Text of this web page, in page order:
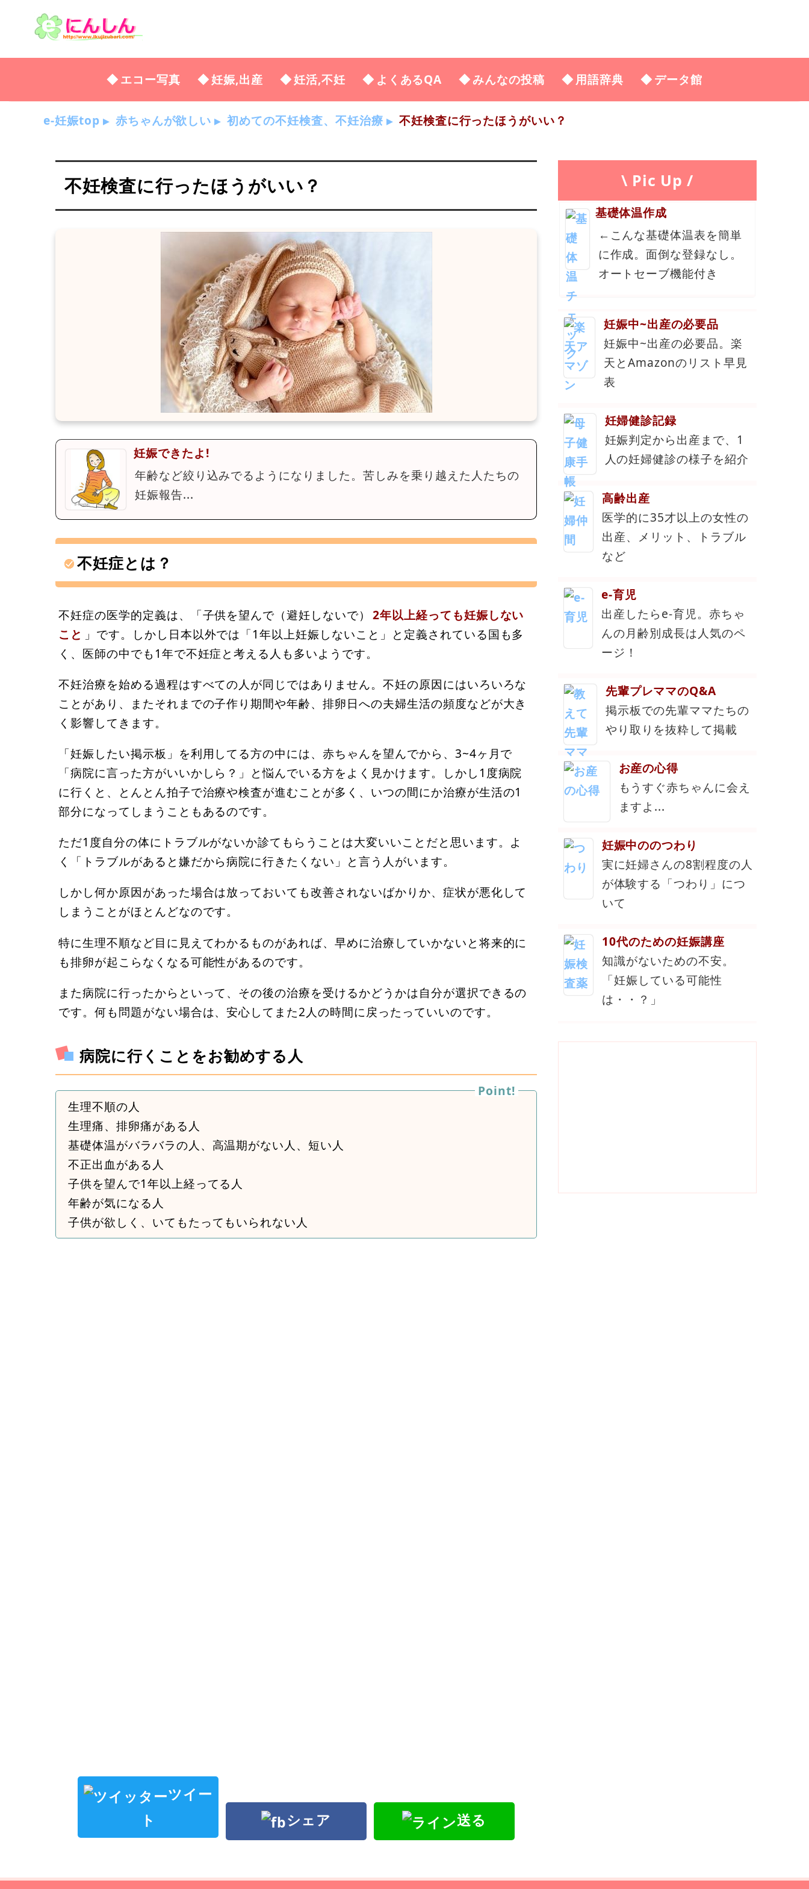
エコー写真 妊娠,出産 妊活,不妊 よくあるQA みんなの投稿 用語辞典 データ館
e-妊娠top 赤ちゃんが欲しい 初めての不妊検査、不妊治療 不妊検査に行ったほうがいい？
不妊検査に行ったほうがいい？
妊娠できたよ!
年齢など絞り込みでるようになりました。苦しみを乗り越えた人たちの
妊娠報告...
不妊症とは？
不妊症の医学的定義は、「子供を望んで（避妊しないで） 2年以上経っても妊娠しない
こと 」です。しかし日本以外では「1年以上妊娠しないこと」と定義されている国も多
く、医師の中でも1年で不妊症と考える人も多いようです。
不妊治療を始める過程はすべての人が同じではありません。不妊の原因にはいろいろな
ことがあり、またそれまでの子作り期間や年齢、排卵日への夫婦生活の頻度などが大き
く影響してきます。
「妊娠したい掲示板」を利用してる方の中には、赤ちゃんを望んでから、3~4ヶ月で
「病院に言った方がいいかしら？」と悩んでいる方をよく見かけます。しかし1度病院
に行くと、とんとん拍子で治療や検査が進むことが多く、いつの間にか治療が生活の1
部分になってしまうこともあるのです。
ただ1度自分の体にトラブルがないか診てもらうことは大変いいことだと思います。よ
く「トラブルがあると嫌だから病院に行きたくない」と言う人がいます。
しかし何か原因があった場合は放っておいても改善されないばかりか、症状が悪化して
しまうことがほとんどなのです。
特に生理不順など目に見えてわかるものがあれば、早めに治療していかないと将来的に
も排卵が起こらなくなる可能性があるのです。
また病院に行ったからといって、その後の治療を受けるかどうかは自分が選択できるの
です。何も問題がない場合は、安心してまた2人の時間に戻ったっていいのです。
病院に行くことをお勧めする人
生理不順の人
生理痛、排卵痛がある人
基礎体温がバラバラの人、高温期がない人、短い人
不正出血がある人
子供を望んで1年以上経ってる人
年齢が気になる人
子供が欲しく、いてもたってもいられない人
ツイー
ト
シェア 送る
\ Pic Up /
基礎体温作成
←こんな基礎体温表を簡単
に作成。面倒な登録なし。
オートセーブ機能付き
妊娠中~出産の必要品
妊娠中~出産の必要品。楽
天とAmazonのリスト早見
表
妊婦健診記録
妊娠判定から出産まで、1
人の妊婦健診の様子を紹介
高齢出産
医学的に35才以上の女性の
出産、メリット、トラブル
など
e-育児
出産したらe-育児。赤ちゃ
んの月齢別成長は人気のペ
ージ！
先輩プレママのQ&A
掲示板での先輩ママたちの
やり取りを抜粋して掲載
お産の心得
もうすぐ赤ちゃんに会え
ますよ...
妊娠中ののつわり
実に妊婦さんの8割程度の人
が体験する「つわり」につ
いて
10代のための妊娠講座
知識がないための不安。
「妊娠している可能性
は・・？」